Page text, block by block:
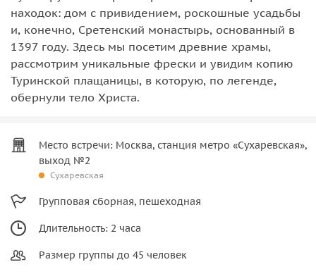
находок: дом с привидением, роскошные усадьбы
и, конечно, Сретенский монастырь, основанный в
1397 году. Здесь мы посетим древние храмы,
рассмотрим уникальные фрески и увидим копию
Туринской плащаницы, в которую, по легенде,
обернули тело Христа.
Место встречи: Москва, станция метро «Сухаревская»,
выход №2
Сухаревская
Групповая сборная, пешеходная
Длительность: 2 часа
Размер группы до 45 человек